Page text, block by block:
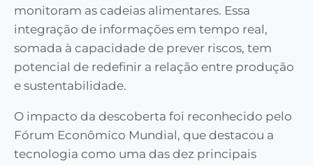
monitoram as cadeias alimentares. Essa
integração de informações em tempo real,
somada à capacidade de prever riscos, tem
potencial de redefinir a relação entre produção
e sustentabilidade.
O impacto da descoberta foi reconhecido pelo
Fórum Econômico Mundial, que destacou a
tecnologia como uma das dez principais